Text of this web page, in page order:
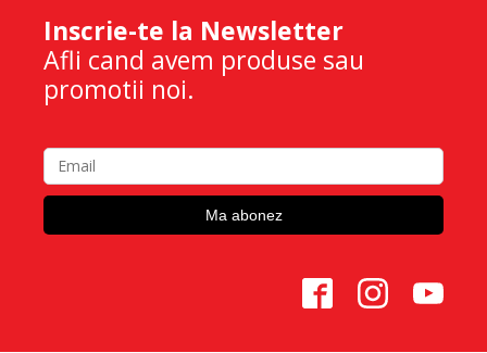
Inscrie-te la Newsletter
Afli cand avem produse sau
promotii noi.